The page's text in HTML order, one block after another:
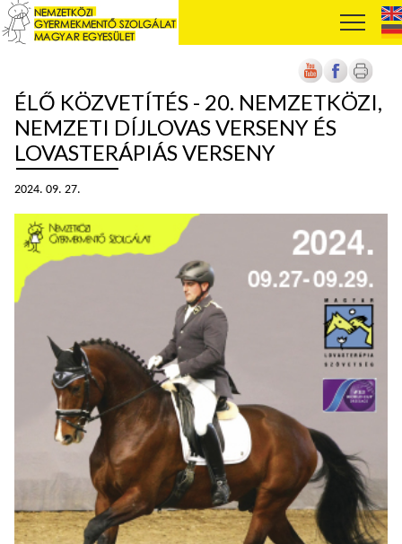
ÉLŐ KÖZVETÍTÉS - 20. NEMZETKÖZI,
NEMZETI DÍJLOVAS VERSENY ÉS
LOVASTERÁPIÁS VERSENY
2024. 09. 27.